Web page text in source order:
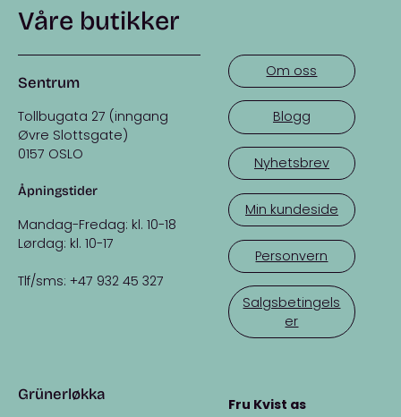
Våre butikker
Sentrum
Tollbugata 27 (inngang
Øvre Slottsgate)
0157 OSLO
Åpningstider
Mandag-Fredag: kl. 10-18
Lørdag: kl. 10-17
Tlf/sms: +47 932 45 327
Grünerløkka
Om oss
Blogg
Nyhetsbrev
Min kundeside
Personvern
Salgsbetingels
er
Fru Kvist as